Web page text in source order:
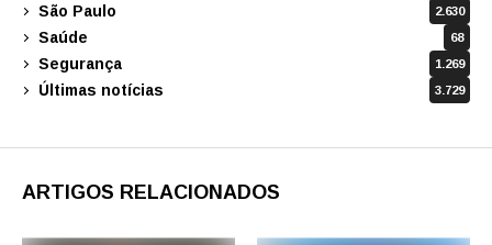
São Paulo 2.630
Saúde 68
Segurança 1.269
Últimas notícias 3.729
ARTIGOS RELACIONADOS